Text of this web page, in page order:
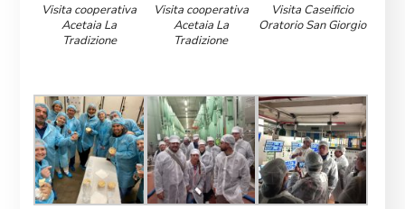
Visita cooperativa
Acetaia La
Tradizione
Visita cooperativa
Acetaia La
Tradizione
Visita Caseificio
Oratorio San Giorgio